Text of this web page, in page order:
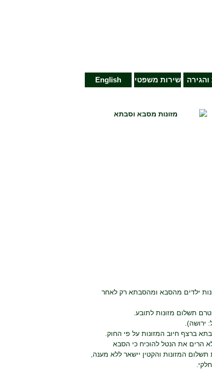
והגירה שירות משפטי English
ילדים מהסבא ומהסבתא רק לאחר
הרים את הנטל להוכיח כי הסבא
המזונות והקטין יישאר ללא מענה,